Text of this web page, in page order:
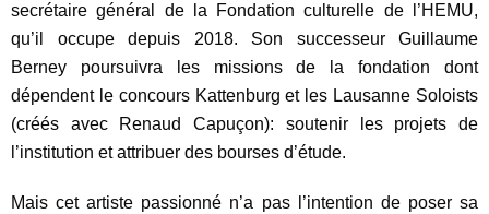
secrétaire général de la Fondation culturelle de l’HEMU,
qu’il occupe depuis 2018. Son successeur Guillaume
Berney poursuivra les missions de la fondation dont
dépendent le concours Kattenburg et les Lausanne Soloists
(créés avec Renaud Capuçon): soutenir les projets de
l’institution et attribuer des bourses d’étude.
Mais cet artiste passionné n’a pas l’intention de poser sa